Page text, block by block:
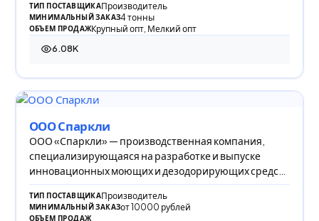
ТИП ПОСТАВЩИКАПроизводитель
МИНИМАЛЬНЫЙ ЗАКАЗ4 тонны
ОБЪЕМ ПРОДАЖКрупный опт, Мелкий опт
6.08K
6 079 просмотров
ООО Спаркли
ООО «Спаркли» — производственная компания,
специализирующаяся на разработке и выпуске
инновационных моющих и дезодорирующих средств
для уход
ТИП ПОСТАВЩИКАПроизводитель
МИНИМАЛЬНЫЙ ЗАКАЗот 10000 рублей
ОБЪЕМ ПРОДАЖ